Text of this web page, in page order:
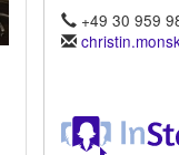
+49 30 959